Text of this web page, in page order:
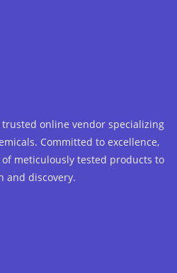
trusted online vendor specializing
Committed to excellence,
meticulously tested products to
and discovery.